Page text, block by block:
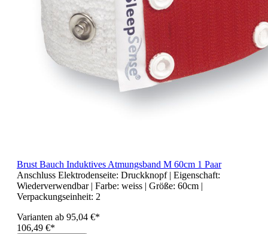
Brust Bauch Induktives Atmungsband M 60cm 1 Paar
Anschluss Elektrodenseite: Druckknopf | Eigenschaft:
Wiederverwendbar | Farbe: weiss | Größe: 60cm |
Verpackungseinheit: 2
Varianten ab 95,04 €*
106,49 €*